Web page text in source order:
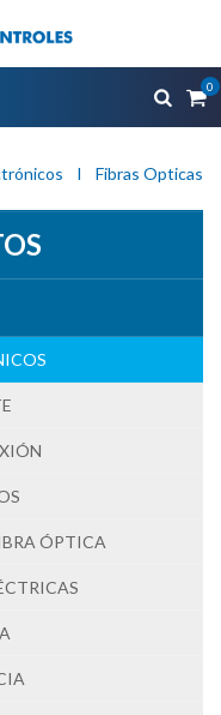
0
I Fibras Opticas
ÓPTICA